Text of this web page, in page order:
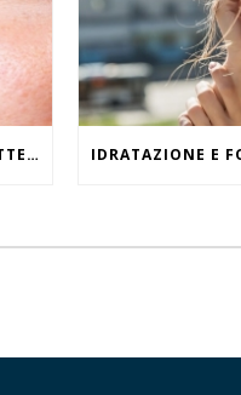
LA PELLE CON ROSACEA: CARATTERISTICHE ED EFFETTI DEL CALDO